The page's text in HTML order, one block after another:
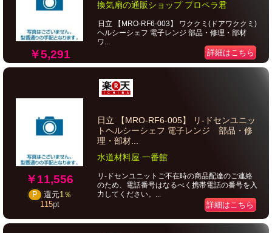
￥5,291
換気扇の通販ショップ プロペラ君
日立 【MRO-RF6-003】 ワククミ(ドアワククミ)
ヘルシーシェフ 電子レンジ 部品・修理・部材
ワ...
詳細はこちら
￥11,556
P 還元1％
115pt
日立 【MRO-RF6-005】 リ-ドセンユニッ
トヘルシーシェフ 電子レンジ 部品・修
理・部材...
水道材料屋 一番館
リ-ドセンユニットご不在時の商品配達のご連絡
のため、電話番号はなるべく携帯電話の番号を入
力してください。...
詳細はこちら